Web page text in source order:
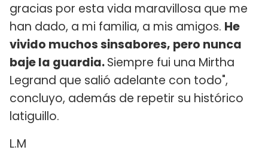
gracias por esta vida maravillosa que me
han dado, a mi familia, a mis amigos. He
vivido muchos sinsabores, pero nunca
baje la guardia.Siempre fui una Mirtha
Legrand que salió adelante con todo",
concluyo, además de repetir su histórico
latiguillo.
L.M